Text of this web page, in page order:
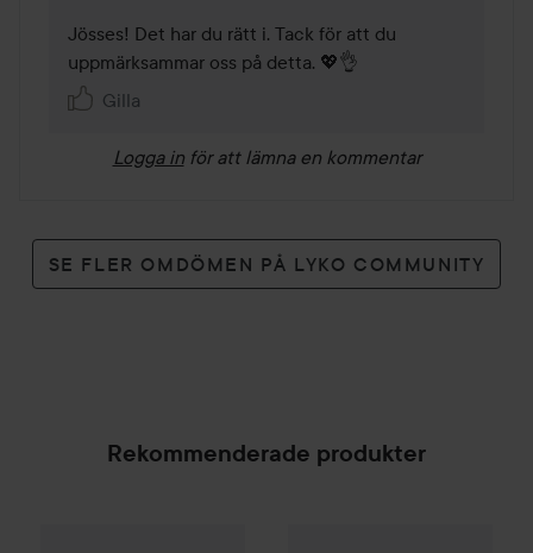
Jösses! Det har du rätt i. Tack för att du
uppmärksammar oss på detta. 💖👌
Gilla
Logga in för att lämna en kommentar
SE FLER OMDÖMEN PÅ LYKO COMMUNITY
Rekommenderade produkter